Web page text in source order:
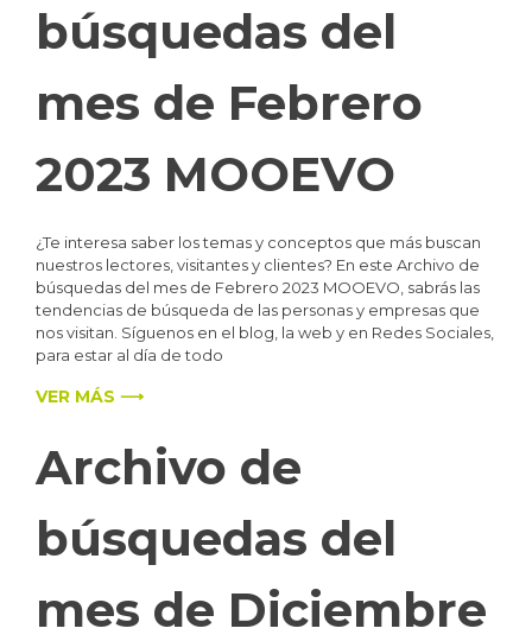
búsquedas del
mes de Febrero
2023 MOOEVO
¿Te interesa saber los temas y conceptos que más buscan
nuestros lectores, visitantes y clientes? En este Archivo de
búsquedas del mes de Febrero 2023 MOOEVO, sabrás las
tendencias de búsqueda de las personas y empresas que
nos visitan. Síguenos en el blog, la web y en Redes Sociales,
para estar al día de todo
VER MÁS ⟶
Archivo de
búsquedas del
mes de Diciembre